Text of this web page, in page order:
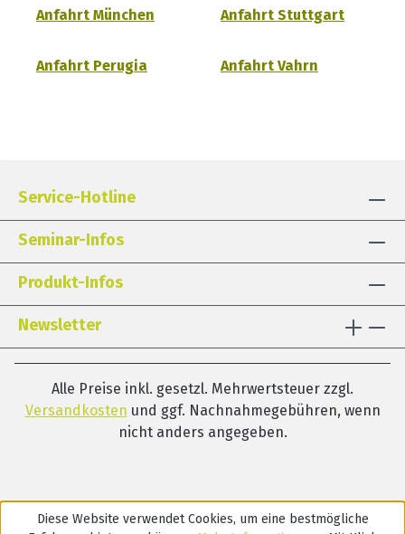
Anfahrt München
Anfahrt Perugia
Anfahrt Stuttgart
Anfahrt Vahrn
Service-Hotline
Seminar-Infos
Produkt-Infos
Newsletter
Alle Preise inkl. gesetzl. Mehrwertsteuer zzgl.
Versandkosten und ggf. Nachnahmegebühren, wenn
nicht anders angegeben.
Diese Website verwendet Cookies, um eine bestmögliche